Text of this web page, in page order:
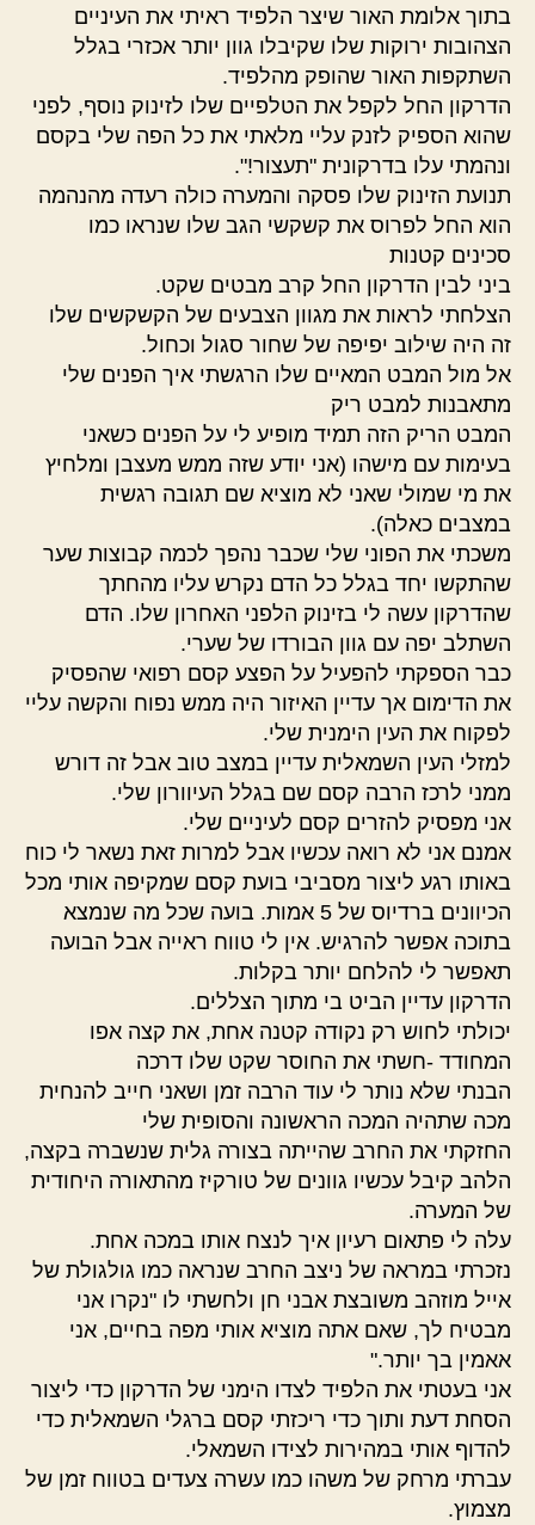
בתוך אלומת האור שיצר הלפיד ראיתי את העיניים
הצהובות ירוקות שלו שקיבלו גוון יותר אכזרי בגלל
השתקפות האור שהופק מהלפיד.
הדרקון החל לקפל את הטלפיים שלו לזינוק נוסף, לפני
שהוא הספיק לזנק עליי מלאתי את כל הפה שלי בקסם
ונהמתי עלו בדרקונית "תעצור!".
תנועת הזינוק שלו פסקה והמערה כולה רעדה מהנהמה
הוא החל לפרוס את קשקשי הגב שלו שנראו כמו
סכינים קטנות
ביני לבין הדרקון החל קרב מבטים שקט.
הצלחתי לראות את מגוון הצבעים של הקשקשים שלו
זה היה שילוב יפיפה של שחור סגול וכחול.
אל מול המבט המאיים שלו הרגשתי איך הפנים שלי
מתאבנות למבט ריק
המבט הריק הזה תמיד מופיע לי על הפנים כשאני
בעימות עם מישהו (אני יודע שזה ממש מעצבן ומלחיץ
את מי שמולי שאני לא מוציא שם תגובה רגשית
במצבים כאלה).
משכתי את הפוני שלי שכבר נהפך לכמה קבוצות שער
שהתקשו יחד בגלל כל הדם נקרש עליו מהחתך
שהדרקון עשה לי בזינוק הלפני האחרון שלו. הדם
השתלב יפה עם גוון הבורדו של שערי.
כבר הספקתי להפעיל על הפצע קסם רפואי שהפסיק
את הדימום אך עדיין האיזור היה ממש נפוח והקשה עליי
לפקוח את העין הימנית שלי.
למזלי העין השמאלית עדיין במצב טוב אבל זה דורש
ממני לרכז הרבה קסם שם בגלל העיוורון שלי.
אני מפסיק להזרים קסם לעיניים שלי.
אמנם אני לא רואה עכשיו אבל למרות זאת נשאר לי כוח
באותו רגע ליצור מסביבי בועת קסם שמקיפה אותי מכל
הכיוונים ברדיוס של 5 אמות. בועה שכל מה שנמצא
בתוכה אפשר להרגיש. אין לי טווח ראייה אבל הבועה
תאפשר לי להלחם יותר בקלות.
הדרקון עדיין הביט בי מתוך הצללים.
יכולתי לחוש רק נקודה קטנה אחת, את קצה אפו
המחודד -חשתי את החוסר שקט שלו דרכה
הבנתי שלא נותר לי עוד הרבה זמן ושאני חייב להנחית
מכה שתהיה המכה הראשונה והסופית שלי
החזקתי את החרב שהייתה בצורה גלית שנשברה בקצה,
הלהב קיבל עכשיו גוונים של טורקיז מהתאורה היחודית
של המערה.
עלה לי פתאום רעיון איך לנצח אותו במכה אחת.
נזכרתי במראה של ניצב החרב שנראה כמו גולגולת של
אייל מוזהב משובצת אבני חן ולחשתי לו "נקרו אני
מבטיח לך, שאם אתה מוציא אותי מפה בחיים, אני
אאמין בך יותר."
אני בעטתי את הלפיד לצדו הימני של הדרקון כדי ליצור
הסחת דעת ותוך כדי ריכזתי קסם ברגלי השמאלית כדי
להדוף אותי במהירות לצידו השמאלי.
עברתי מרחק של משהו כמו עשרה צעדים בטווח זמן של
מצמוץ.